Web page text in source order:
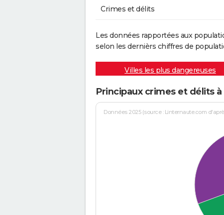
Crimes et délits
Les données rapportées aux
selon les dernièrs chiffres de
Villes les plus dangereuses
Principaux crimes et délits
Données 2025 (source : Linternaute.com